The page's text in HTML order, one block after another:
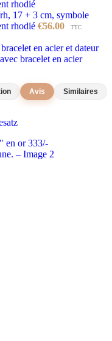
17 + 3 cm, symbole
rhodié €56.00 TTC
bracelet en acier
Avis Similaires